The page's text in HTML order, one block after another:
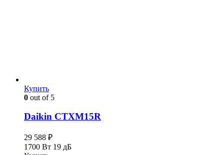
Купить
0 out of 5
Daikin CTXM15R
29 588 ₽
1700 Вт 19 дБ